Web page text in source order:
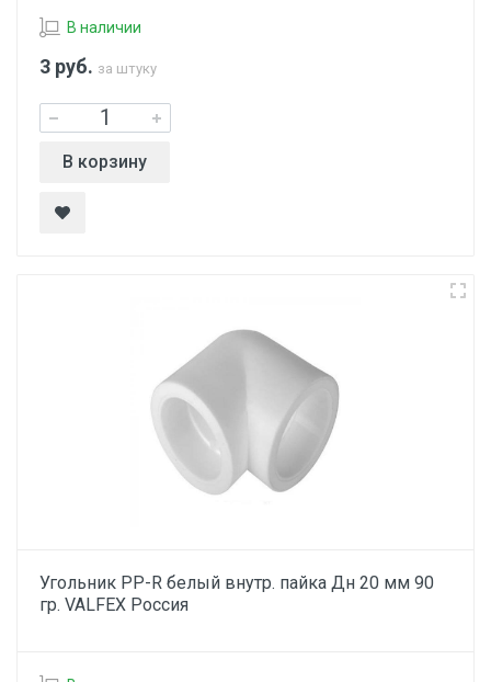
В наличии
3 руб. за штуку
В корзину
Угольник PP-R белый внутр. пайка Дн 20 мм 90
гр. VALFEX Россия